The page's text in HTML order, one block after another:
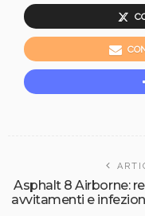
Asphalt 8 Airborne:
avvitamenti e